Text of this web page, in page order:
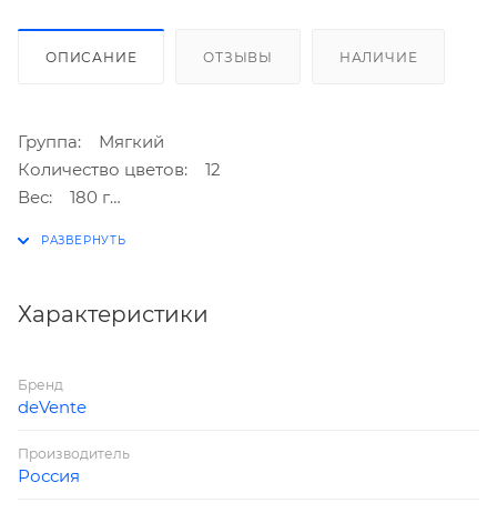
ОПИСАНИЕ ОТЗЫВЫ НАЛИЧИЕ
Группа: Мягкий
Количество цветов: 12
Вес: 180 г
Характеристики
Бренд
deVente
Производитель
Россия